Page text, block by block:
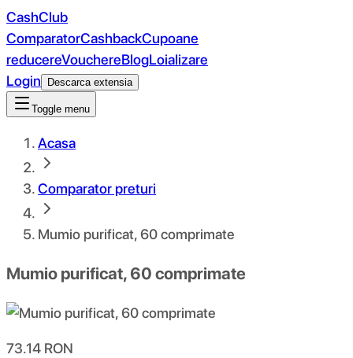
CashClub
ComparatorCashbackCupoane
reducereVouchereBlogLoializare
Login
Descarca extensia
Toggle menu
Acasa
Comparator preturi
Mumio purificat, 60 comprimate
Mumio purificat, 60 comprimate
73.14 RON